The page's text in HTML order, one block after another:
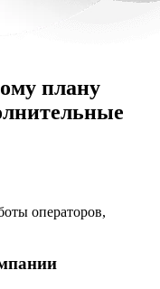
плану
операторов,